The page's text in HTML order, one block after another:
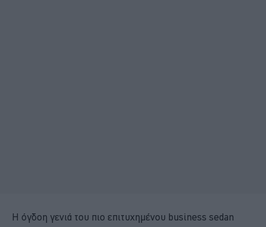
Η όγδοη γενιά του πιο επιτυχημένου business sedan